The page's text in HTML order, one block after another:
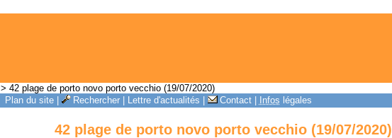
> 42 plage de porto novo porto vecchio (19/07/2020)
Plan du site| Rechercher| Lettre d'actualités Contact| Infos légales
42 plage de porto novo porto vecchio (19/07/2020)